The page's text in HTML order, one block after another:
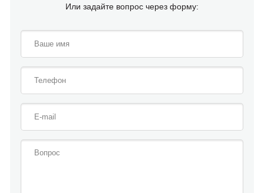
Или задайте вопрос через форму: